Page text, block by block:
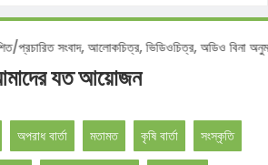
প্রচারিত সংবাদ, আলোকচিত্র, ভিডিওচিত্র, অডিও
যত আয়োজন
অপরাধ বার্তা মতামত কৃষি বার্তা সংস্কৃতি